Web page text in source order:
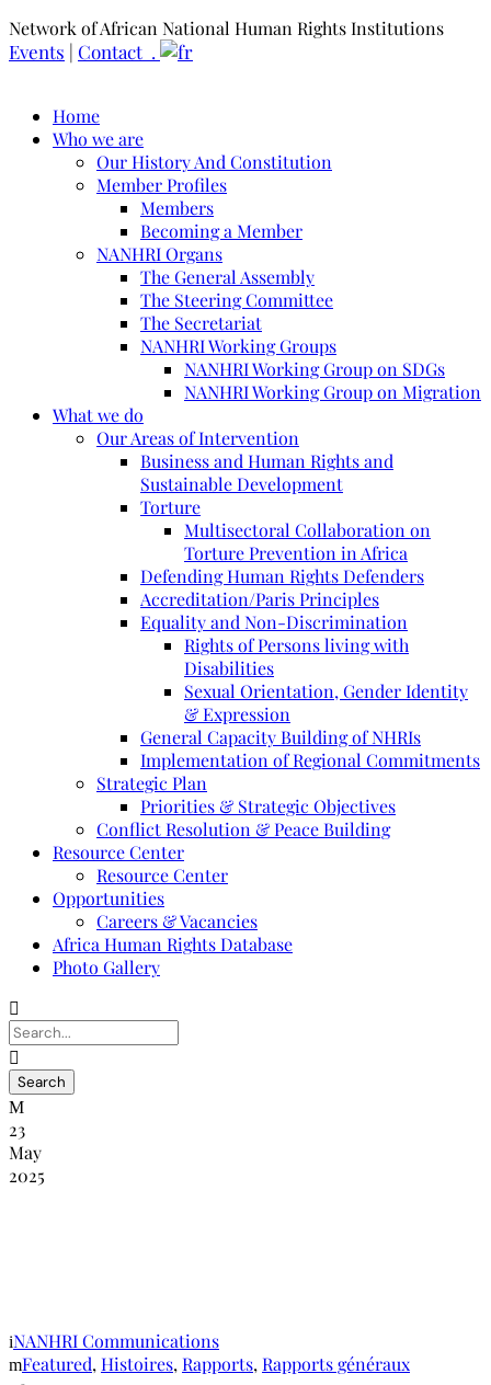
Network of African National Human Rights Institutions
Events | Contact .
Home
Who we are
Our History And Constitution
Member Profiles
Members
Becoming a Member
NANHRI Organs
The General Assembly
The Steering Committee
The Secretariat
NANHRI Working Groups
NANHRI Working Group on SDGs
NANHRI Working Group on Migration
What we do
Our Areas of Intervention
Business and Human Rights and
Sustainable Development
Torture
Multisectoral Collaboration on
Torture Prevention in Africa
Defending Human Rights Defenders
Accreditation/Paris Principles
Equality and Non-Discrimination
Rights of Persons living with
Disabilities
Sexual Orientation, Gender Identity
& Expression
General Capacity Building of NHRIs
Implementation of Regional Commitments
Strategic Plan
Priorities & Strategic Objectives
Conflict Resolution & Peace Building
Resource Center
Resource Center
Opportunities
Careers & Vacancies
Africa Human Rights Database
Photo Gallery
23
May
2025
NANHRI Communications
Featured, Histoires, Rapports, Rapports généraux